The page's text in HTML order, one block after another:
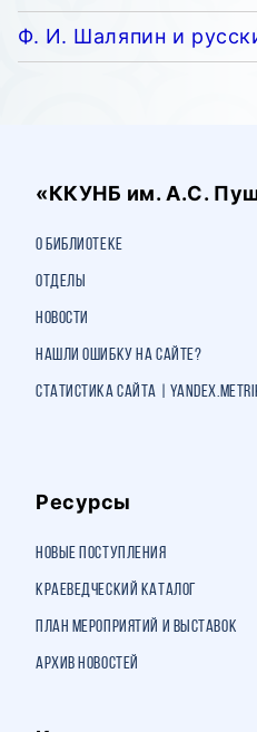
Ф. И. Шаляпин и
«ККУНБ им. А.С.
О библиотеке
Отделы
Новости
Нашли ошибку на сайте?
Статистика сайта |
Ресурсы
Новые поступления
Краеведческий каталог
План мероприятий и выставок
Архив новостей